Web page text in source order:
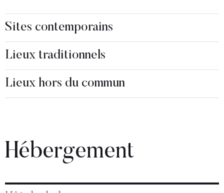
Sites contemporains
Lieux traditionnels
Lieux hors du commun
Hébergement